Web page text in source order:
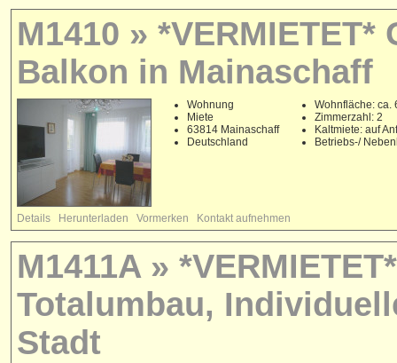
M1410 »
Balkon in Mainaschaff
Wohnung
Miete
63814 Mainaschaff
Deutschland
Wohnfläche: ca.
Zimmerzahl: 2
Kaltmiete: auf
Betriebs-/
Details Herunterladen Vormerken Kontakt aufnehmen
M1411A »
Totalumbau,
Stadt